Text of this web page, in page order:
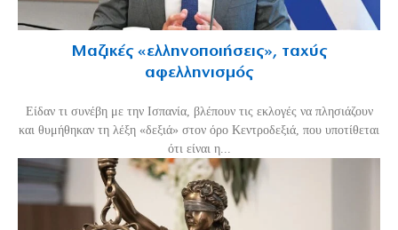
Μαζικές «ελληνοποιήσεις», ταχύς
αφελληνισμός
Είδαν τι συνέβη με την Ισπανία, βλέπουν τις εκλογές να πλησιάζουν
και θυμήθηκαν τη λέξη «δεξιά» στον όρο Κεντροδεξιά, που υποτίθεται
ότι είναι η...